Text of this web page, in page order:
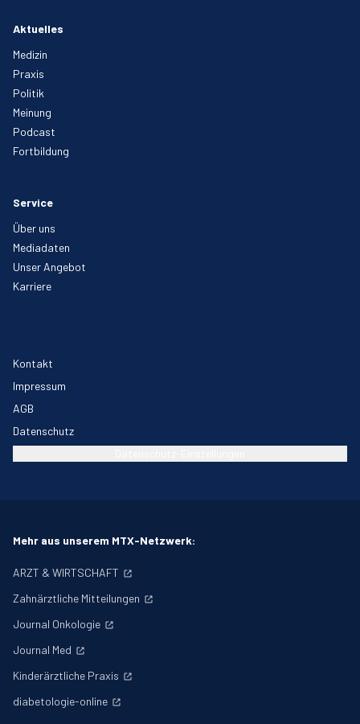
Aktuelles
Medizin
Praxis
Politik
Meinung
Podcast
Fortbildung
Service
Über uns
Mediadaten
Unser Angebot
Karriere
Kontakt
Impressum
AGB
Datenschutz
Mehr aus unserem MTX-Netzwerk:
ARZT & WIRTSCHAFT
Zahnärztliche Mitteilungen
Journal Onkologie
Journal Med
Kinderärztliche Praxis
diabetologie-online